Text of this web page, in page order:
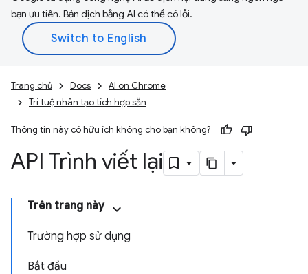
bạn ưu tiên. Bản dịch bằng AI có thể có lỗi.
Trang chủ Docs
AI on Chrome
Trí tuệ nhân tạo tích hợp sẵn
Thông tin này có hữu ích không cho bạn không?
API Trình viết lại
Trên trang này
Trường hợp sử dụng
Bắt đầu